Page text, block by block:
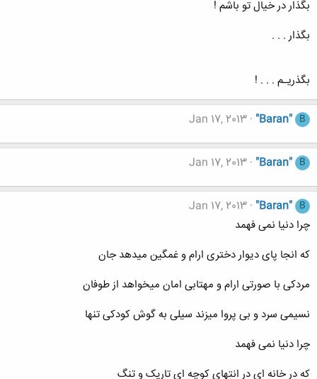
بگذار در خيال تو باشم !
بگذار . . .
بگذريـم . . . !
B
"Baran"
Jan 17, 2013
B
"Baran"
Jan 17, 2013
B
"Baran"
Jan 17, 2013
چرا دنیا نمی فهمد
که انجا پای دیوار دختری ارام و غمگین میدهد جان
مردکی با صورتی ارام و مهتابی امان میخواهد از طوفان
نسیمی سرد و بی پروا میزند سیلی به گوش کودکی تنها
چرا دنیا نمی فهمد
که در خانه ای در انتهای کوچه ای تاریک و تنگ